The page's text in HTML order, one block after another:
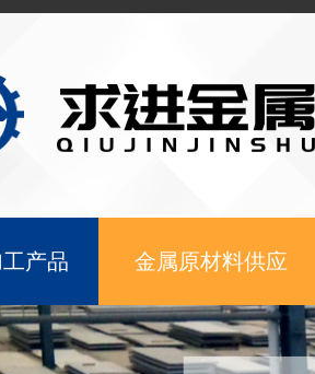
产品 金属原材料供应